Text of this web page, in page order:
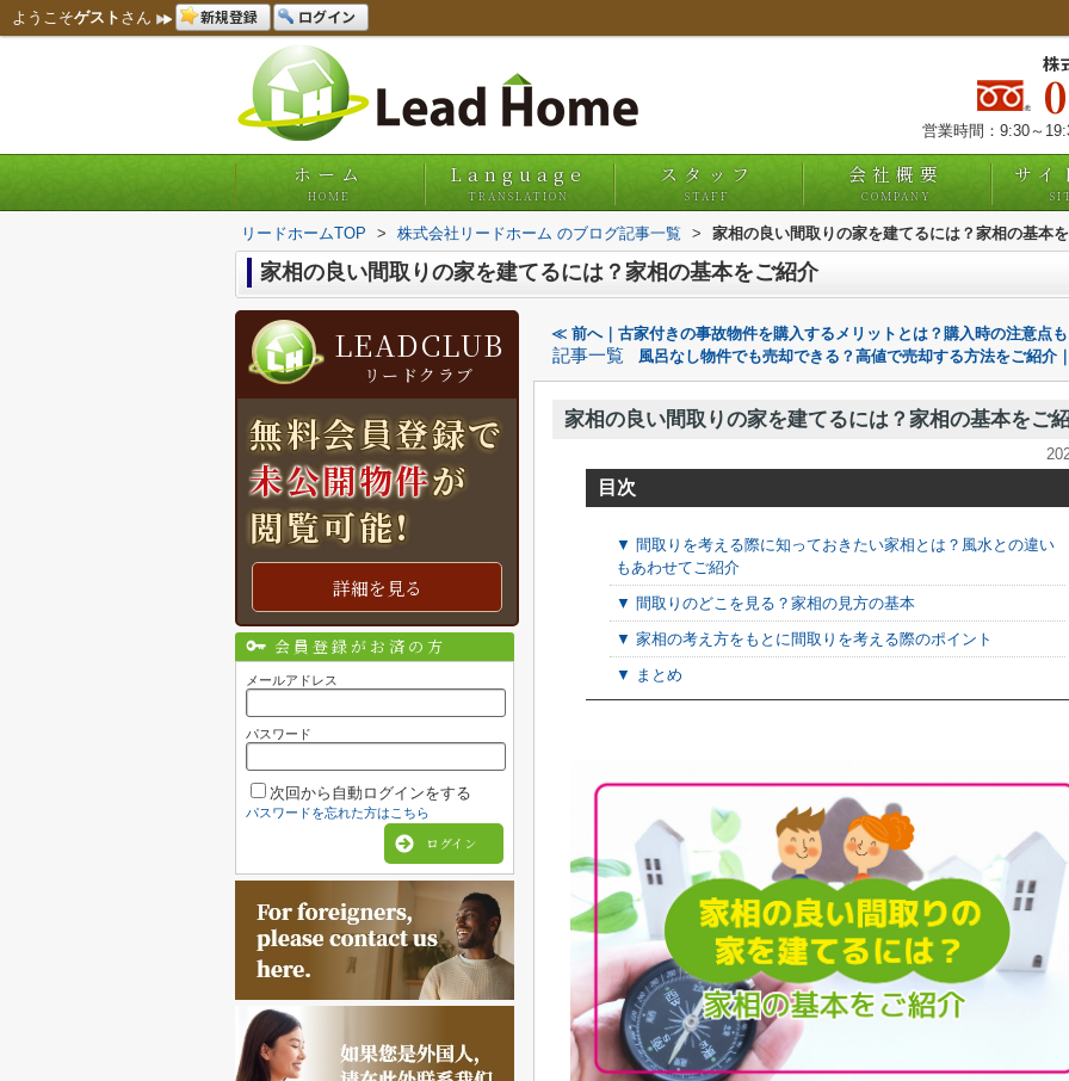
ようこそゲスト さん 新規登録 ログイン
株
営業時間：9:30～
ホーム
HOME
Language
TRANSLATION
スタッフ
STAFF
会社概要
COMPANY
サイ
リードホームTOP > 株式会社リードホーム のブログ記事一覧 > 家相の良い間取りの家を建てるには？家相の基本
家相の良い間取りの家を建てるには？家相の基本をご紹介
≪ 前へ｜古家付きの事故物件を購入するメリットとは？購入時の注意点
記事一覧 風呂なし物件でも売却できる？高値で売却する方法をご紹介
家相の良い間取りの家を建てるには？家相の基本をご
目次
▼ 間取りを考える際に知っておきたい家相とは？風水との違い
もあわせてご紹介
▼ 間取りのどこを見る？家相の見方の基本
▼ 家相の考え方をもとに間取りを考える際のポイント
▼ まとめ
LEADCLUB
リードクラブ
無料会員登録で
未公開物件が
閲覧可能!
詳細を見る
会員登録がお済の方
メールアドレス
パスワード
次回から自動ログインをする
パスワードを忘れた方はこちら
ログイン